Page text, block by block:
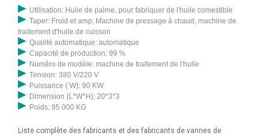
Ensembles complets d'équipement Application : Farine, Tous,
Haricots, Blé, Amidon,
Utilisation: Huile de palme, pour fabriquer de l'huile comestible
Taper: Froid et amp; Machine de pressage à chaud, machine de
traitement d'huile de cuisson
Qualité automatique: automatique
Capacité de production: 99 %
Numéro de modèle: machine de traitement de l'huile
Tension: 380 V/220 V
Puissance ( W): 90 KW
Dimension (L*W*H): 20*3*3
Poids: 95 000 KG
Liste complète des fabricants et des fabricants de vannes de